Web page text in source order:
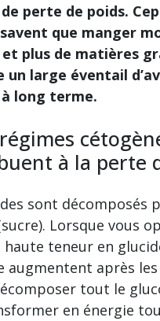
perte de poids.
que manger
et plus de matières
un large éventail
long terme.
à la perte
sont décomposés
Lorsque vous
haute teneur en
augmentent après
tout le
en énergie